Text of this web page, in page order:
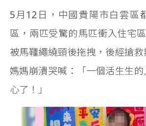
5月12日，中國貴陽市白雲區
區，兩匹受驚的馬匹衝入住宅
被馬韁繩繞頸後拖拽，後經搶救
媽媽崩潰哭喊：「一個活生生
心了！」